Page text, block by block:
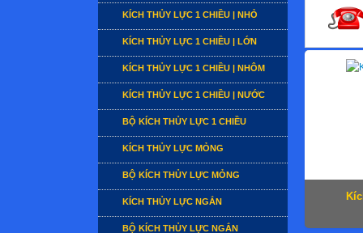
KÍCH THỦY LỰC 1 CHIỀU | NHỎ
KÍCH THỦY LỰC 1 CHIỀU | LỚN
KÍCH THỦY LỰC 1 CHIỀU | NHÔM
KÍCH THỦY LỰC 1 CHIỀU | NƯỚC
BỘ KÍCH THỦY LỰC 1 CHIỀU
KÍCH THỦY LỰC MỎNG
BỘ KÍCH THỦY LỰC MỎNG
KÍCH THỦY LỰC NGẮN
BỘ KÍCH THỦY LỰC NGẮN